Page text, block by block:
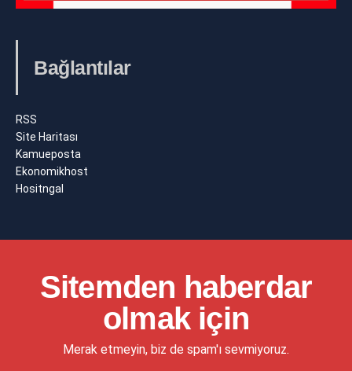
Bağlantılar
RSS
Site Haritası
Kamueposta
Ekonomikhost
Hositngal
Sitemden haberdar
olmak için
Merak etmeyin, biz de spam'ı sevmiyoruz.